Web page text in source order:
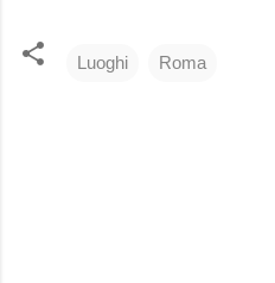
Luoghi Roma